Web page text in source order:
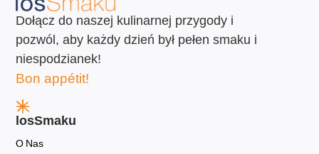
Dołącz do naszej kulinarnej przygody i
pozwól, aby każdy dzień był pełen smaku i
niespodzianek!
Bon appétit!
losSmaku
O Nas